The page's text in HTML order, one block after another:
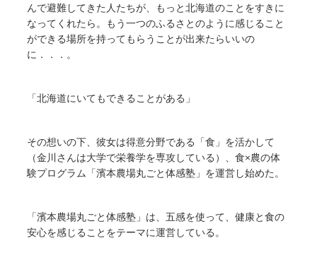
んで避難してきた人たちが、もっと北海道のことをすきに
なってくれたら。もう一つのふるさとのように感じること
ができる場所を持ってもらうことが出来たらいいの
に．．．。
「北海道にいてもできることがある」
その想いの下、彼女は得意分野である「食」を活かして
（金川さんは大学で栄養学を専攻している）、食×農の体
験プログラム「濱本農場丸ごと体感塾」を運営し始めた。
「濱本農場丸ごと体感塾」は、五感を使って、健康と食の
安心を感じることをテーマに運営している。